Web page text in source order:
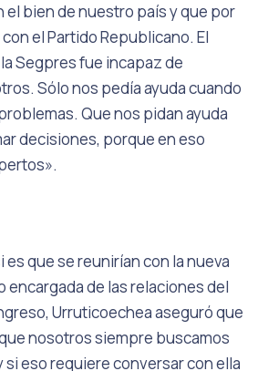
el bien de nuestro país y que por
el Partido Republicano. El
Segpres fue incapaz de
Sólo nos pedía ayuda cuando
Que nos pidan ayuda
decisiones, porque en eso
que se reunirían con la nueva
encargada de las relaciones del
Urruticoechea aseguró que
nosotros siempre buscamos
si eso requiere conversar con ella